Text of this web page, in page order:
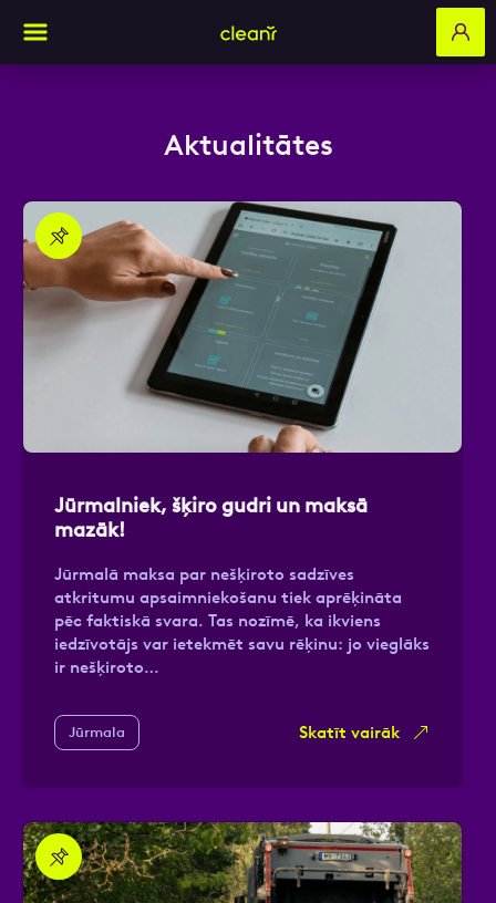
Aktualitātes
Jūrmalniek, šķiro gudri un maksā
mazāk!
Jūrmalā maksa par nešķiroto sadzīves
atkritumu apsaimniekošanu tiek aprēķināta
pēc faktiskā svara. Tas nozīmē, ka ikviens
iedzīvotājs var ietekmēt savu rēķinu: jo vieglāks
ir nešķiroto…
Jūrmala Skatīt vairāk
Aizpildi pieteikuma formu un mēs ar tevi
Vārds, Uzvārds
Ziņa
apstrādei.Vairāk